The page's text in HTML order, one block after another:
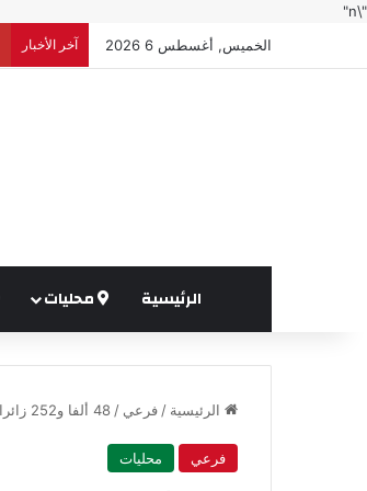
"\n"
الخميس, أغسطس 6 2026
آخر الأخبار
الرئيسية محليات
الرئيسية / فرعي / 48 ألفا و252 زائرا لجبل القلعة في شهرين
فرعي محليات